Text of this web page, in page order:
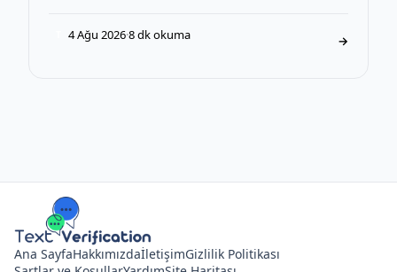
4 Ağu 2026·8 dk okuma →
Ana SayfaHakkımızdaİletişimGizlilik Politikası